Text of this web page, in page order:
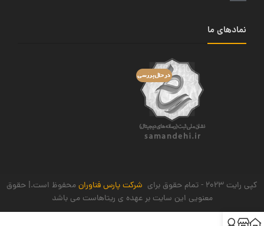
نمادهای ما
کپی رایت 2023 - تمام حقوق برای شرکت پارس فناورانمحفوظ است.| حقوق
معنویی این سایت بر عهده ی ریتاهاست می باشد